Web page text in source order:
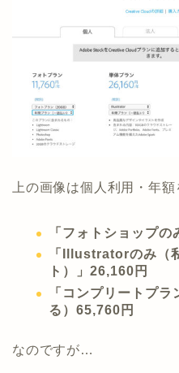
上の画像は個人利用・年
「フォトショップの
「Illustratorのみ（
ト）」26,160円
「コンプリートプ
る）65,760円
なのですが…